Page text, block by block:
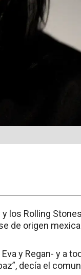
los Rolling
de origen
y Regan- y a
decía el